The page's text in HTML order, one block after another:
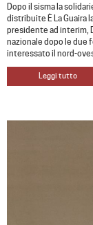
Dopo il sisma la
distribuite È La Guaira
presidente ad interim,
nazionale dopo le due
interessato il nord-
Leggi tutto